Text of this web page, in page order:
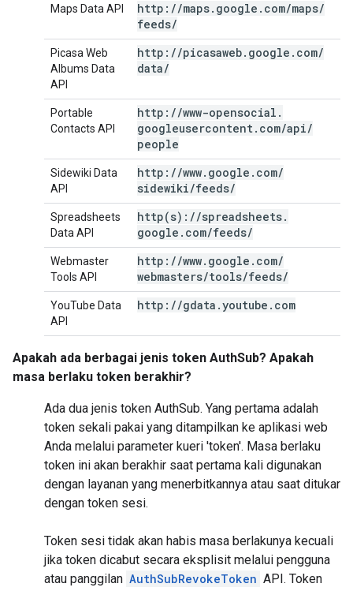
Maps Data API http: //maps. google . com/maps/
feeds/
Picasa Web
Albums Data
API
http: //picasaweb. google . com/
data/
Portable
Contacts API
http: //www-opensocial .
googleusercontent. com/api/
people
Sidewiki Data
API
http: //www. google . com/
sidewiki/feeds/
Spreadsheets
Data API
http(s): //spreadsheets.
google . com/feeds/
Webmaster
Tools API
http: //www. google . com/
webmasters/tools/feeds/
YouTube Data
API
http: //gdata .youtube . com
Apakah ada berbagai jenis token AuthSub? Apakah
masa berlaku token berakhir?
Ada dua jenis token AuthSub. Yang pertama adalah
token sekali pakai yang ditampilkan ke aplikasi web
Anda melalui parameter kueri 'token'. Masa berlaku
token ini akan berakhir saat pertama kali digunakan
dengan layanan yang menerbitkannya atau saat ditukar
dengan token sesi.
Token sesi tidak akan habis masa berlakunya kecuali
jika token dicabut secara eksplisit melalui pengguna
atau panggilan AuthSubRevokeToken API. Token